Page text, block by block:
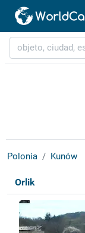
Polonia Kunów
Orlik